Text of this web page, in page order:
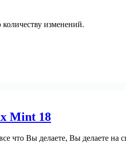
изменений.
Mint 18
что Вы делаете, Вы делаете